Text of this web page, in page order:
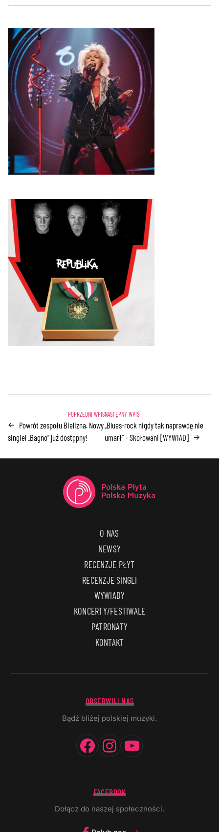
← Powrót zespołu Bielizna. Nowy
singiel „Bagno” już dostępny!
„Blues-rock nigdy tak naprawdę nie
umarł” – Skołowani [WYWIAD] →
O NAS
NEWSY
RECENZJE PŁYT
RECENZJE SINGLI
WYWIADY
KONCERTY/FESTIWALE
PATRONATY
KONTAKT
OBSERWUJ NAS
Bądź bliżej polskiej muzyki.
Facebook
Instagram
FACEBOOK
Dołącz do naszej społeczności.